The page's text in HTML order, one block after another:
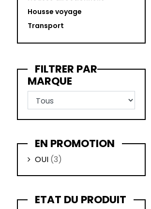
Housse voyage
Transport
FILTRER PAR
MARQUE
EN PROMOTION
OUI (3)
ETAT DU PRODUIT